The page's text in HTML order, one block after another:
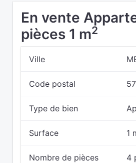
En vente
pièces 1 m2
Ville
Code postal
Type de bien
Surface 1
Nombre de pièces 4